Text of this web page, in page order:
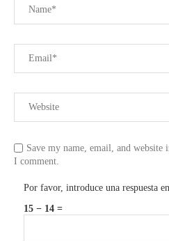
Save my name, email, and
I comment.
Por favor, introduce una respuesta
15 − 14 =